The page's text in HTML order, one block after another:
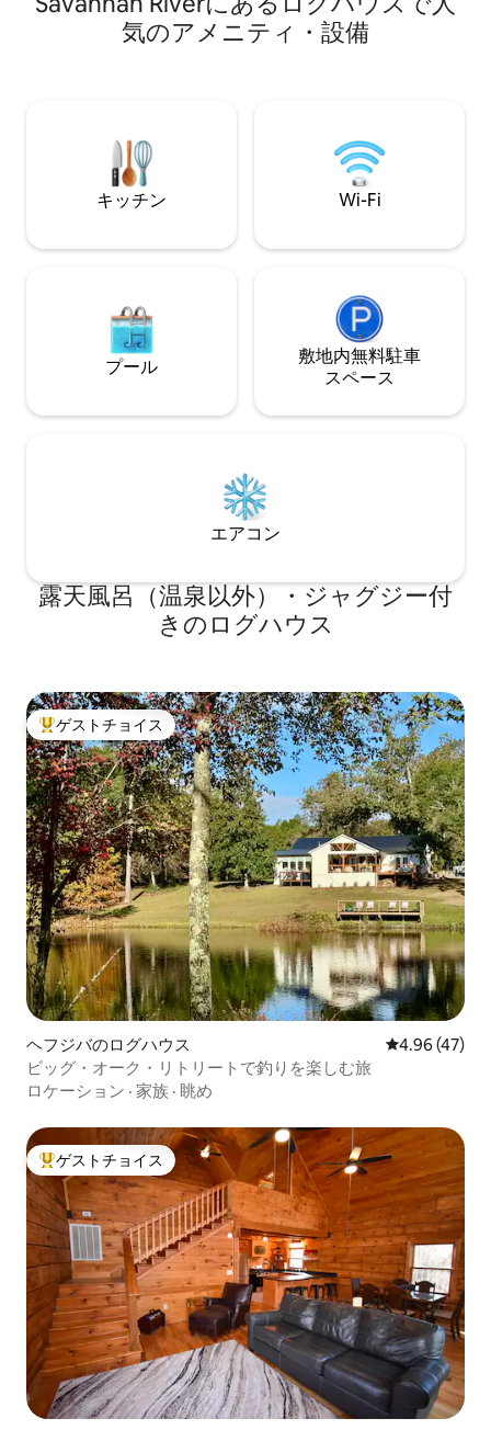
気軽にボートを係留してください。 パド
ルボート、カヤックは無料でご利用いた
でお問い合わせください。 電気自動車用
充電器220（1日10ドル）。直接お問い合
わせいただくか、テキストメッセージで
お問い合わせください。
魅力的な雰囲気を
子様やペットの同
い
気のアメニティ・設備
キッチン Wi-Fi
プール
敷地内無料駐⁠車
ス⁠ペ⁠ー⁠ス
エアコン
露天風呂（温泉以外）・ジャグジー付
きのログハウス
大好評のゲストチョイスです。
ゲストチョイス
ヘフジバのログハウス レビュー47
4.96 (47)
ビッグ・オーク・リトリートで釣りを楽しむ旅
ロケーション · 家族 · 眺め
大好評のゲストチョイスです。
ゲストチョイス